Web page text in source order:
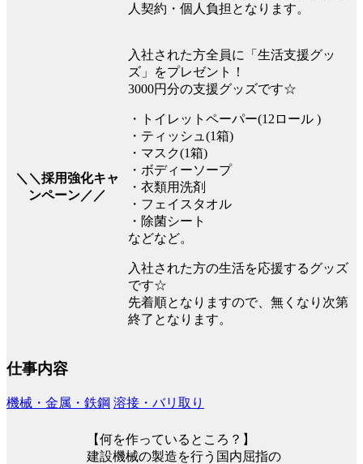
人契約・個人負担となります。
＼＼採用強化キャ
ンペーン／／
入社された方全員に「生活支援グッ
ズ」をプレゼント！
3000円分の支援グッズです☆
・トイレットペーパー(12ロール )
・ティッシュ(1箱)
・マスク(1箱)
・ボディーソープ
・衣類用洗剤
・フェイスタオル
・除菌シート
などなど。
入社された方の生活を応援するグッズ
です☆
先着順となりますので、無くなり次第
終了となります。
仕事内容
機械・金属・鉄鋼 溶接・バリ取り
【何を作っているところ？】
建設機械の製造を行う国内屈指の